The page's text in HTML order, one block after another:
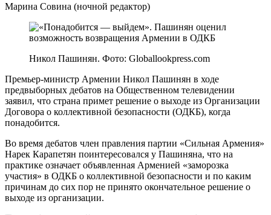
Марина Совина (ночной редактор)
Никол Пашинян. Фото: Globallookpress.com
Премьер-министр Армении Никол Пашинян в ходе
предвыборных дебатов на Общественном телевидении
заявил, что страна примет решение о выходе из Организации
Договора о коллективной безопасности (ОДКБ), когда
понадобится.
Во время дебатов член правления партии «Сильная Армения»
Нарек Карапетян поинтересовался у Пашиняна, что на
практике означает объявленная Арменией «заморозка
участия» в ОДКБ о коллективной безопасности и по каким
причинам до сих пор не принято окончательное решение о
выходе из организации.